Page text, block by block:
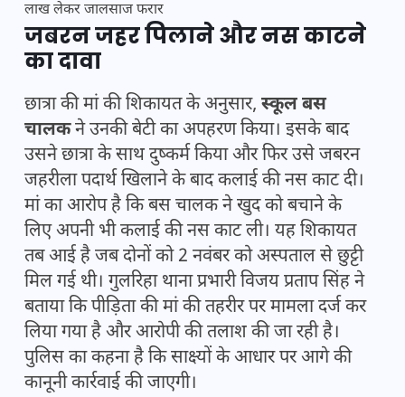
लाख लेकर जालसाज फरार
जबरन जहर पिलाने और नस काटने
का दावा
छात्रा की मां की शिकायत के अनुसार, स्कूल बस
चालकने उनकी बेटी का अपहरण किया। इसके बाद
उसने छात्रा के साथ दुष्कर्म किया और फिर उसे जबरन
जहरीला पदार्थ खिलाने के बाद कलाई की नस काट दी।
मां का आरोप है कि बस चालक ने खुद को बचाने के
लिए अपनी भी कलाई की नस काट ली। यह शिकायत
तब आई है जब दोनों को 2 नवंबर को अस्पताल से छुट्टी
मिल गई थी। गुलरिहा थाना प्रभारी विजय प्रताप सिंह ने
बताया कि पीड़िता की मां की तहरीर पर मामला दर्ज कर
लिया गया है और आरोपी की तलाश की जा रही है।
पुलिस का कहना है कि साक्ष्यों के आधार पर आगे की
कानूनी कार्रवाई की जाएगी।